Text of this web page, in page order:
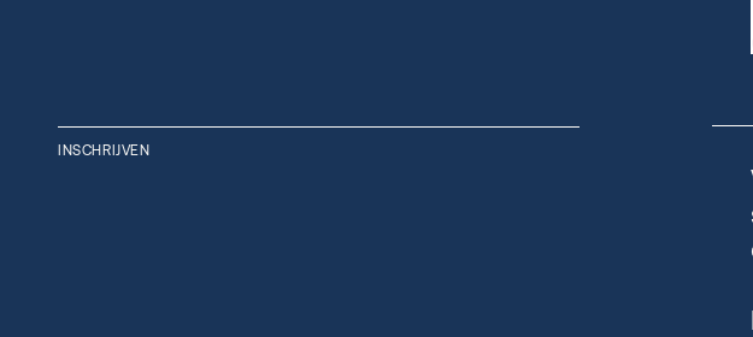
INSCHRIJVEN